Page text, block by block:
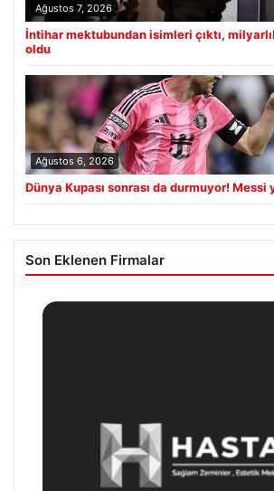
Ağustos 7, 2026
İntihar mektubundan isimleri çıktı,
oldu
Ağustos 6, 2026
Dünya Kupası sonrası da durmuyor! Messi
Son Eklenen Firmalar